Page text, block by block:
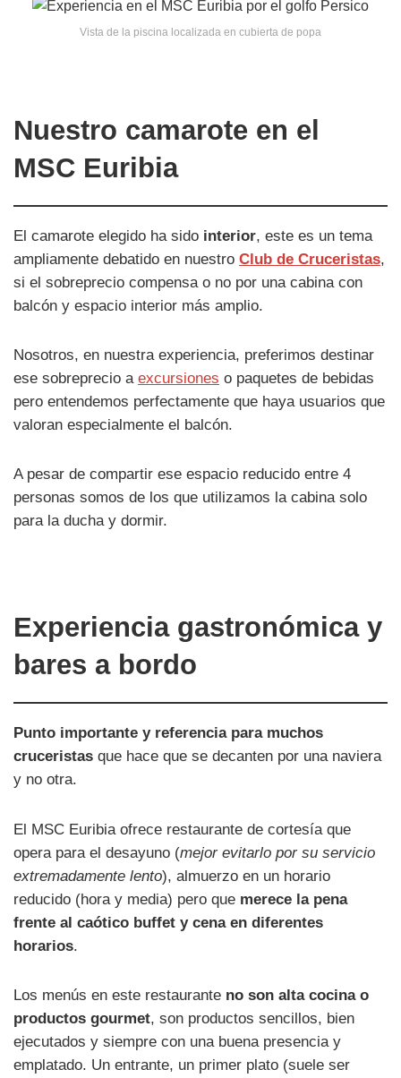
Vista de la piscina localizada en cubierta de popa
Nuestro camarote en el
MSC Euribia
El camarote elegido ha sido interior, este es un tema
ampliamente debatido en nuestro Club de Cruceristas,
si el sobreprecio compensa o no por una cabina con
balcón y espacio interior más amplio.
Nosotros, en nuestra experiencia, preferimos destinar
ese sobreprecio a excursiones o paquetes de bebidas
pero entendemos perfectamente que haya usuarios que
valoran especialmente el balcón.
A pesar de compartir ese espacio reducido entre 4
personas somos de los que utilizamos la cabina solo
para la ducha y dormir.
Experiencia gastronómica y
bares a bordo
Punto importante y referencia para muchos
cruceristas que hace que se decanten por una naviera
y no otra.
El MSC Euribia ofrece restaurante de cortesía que
opera para el desayuno (mejor evitarlo por su servicio
extremadamente lento), almuerzo en un horario
reducido (hora y media) pero que merece la pena
frente al caótico buffet y cena en diferentes
horarios.
Los menús en este restaurante no son alta cocina o
productos gourmet, son productos sencillos, bien
ejecutados y siempre con una buena presencia y
emplatado. Un entrante, un primer plato (suele ser